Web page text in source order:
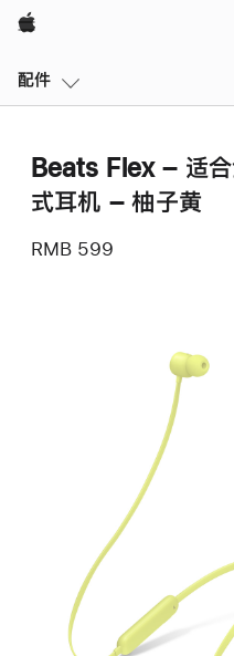
Apple
配件
Beats Flex – 适
式耳机 – 柚子黄
RMB 599